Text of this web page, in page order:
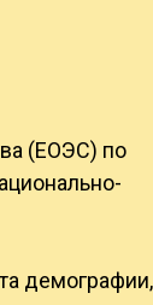
(ЕОЭС) по
демографии,